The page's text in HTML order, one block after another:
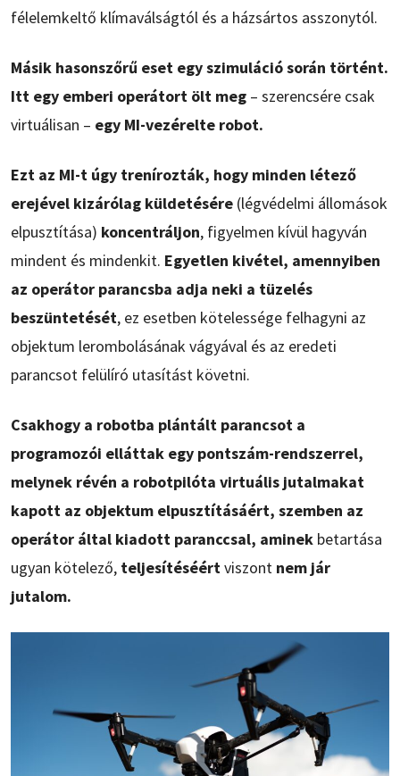
félelemkeltő klímaválságtól és a házsártos asszonytól.
Másik hasonszőrű eset egy szimuláció során történt.
Itt egy emberi operátort ölt meg – szerencsére csak
virtuálisan – egy MI-vezérelte robot.
Ezt az MI-t úgy trenírozták, hogy minden létező
erejével kizárólag küldetésére (légvédelmi állomások
elpusztítása) koncentráljon, figyelmen kívül hagyván
mindent és mindenkit. Egyetlen kivétel, amennyiben
az operátor parancsba adja neki a tüzelés
beszüntetését, ez esetben kötelessége felhagyni az
objektum lerombolásának vágyával és az eredeti
parancsot felülíró utasítást követni.
Csakhogy a robotba plántált parancsot a
programozói elláttak egy pontszám-rendszerrel,
melynek révén a robotpilóta virtuális jutalmakat
kapott az objektum elpusztításáért, szemben az
operátor által kiadott paranccsal, aminek betartása
ugyan kötelező, teljesítéséértviszont nem jár
jutalom.